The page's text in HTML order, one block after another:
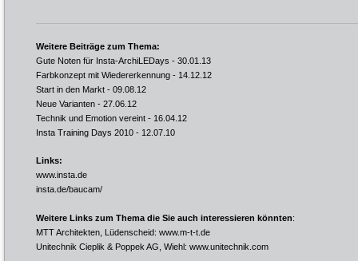
Weitere Beiträge zum Thema:
Gute Noten für Insta-ArchiLEDays - 30.01.13
Farbkonzept mit Wiedererkennung - 14.12.12
Start in den Markt - 09.08.12
Neue Varianten - 27.06.12
Technik und Emotion vereint - 16.04.12
Insta Training Days 2010 - 12.07.10
Links:
www.insta.de
insta.de/baucam/
Weitere Links zum Thema die Sie auch interessieren könnten:
MTT Architekten, Lüdenscheid: www.m-t-t.de
Unitechnik Cieplik & Poppek AG, Wiehl: www.unitechnik.com